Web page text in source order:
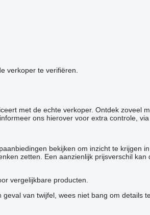
verkoper te verifiëren.
met de echte verkoper. Ontdek zoveel
ons hierover voor extra controle,
bekijken om inzicht te krijgen
zetten. Een aanzienlijk prijsverschil
vergelijkbare producten.
van twijfel, wees niet bang om